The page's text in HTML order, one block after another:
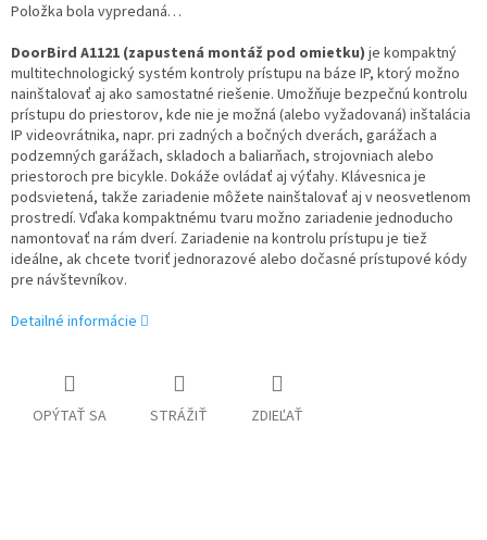
Položka bola vypredaná…
DoorBird A1121 (zapustená montáž pod omietku) je kompaktný
multitechnologický systém kontroly prístupu na báze IP, ktorý možno
nainštalovať aj ako samostatné riešenie. Umožňuje bezpečnú kontrolu
prístupu do priestorov, kde nie je možná (alebo vyžadovaná) inštalácia
IP videovrátnika, napr. pri zadných a bočných dverách, garážach a
podzemných garážach, skladoch a baliarňach, strojovniach alebo
priestoroch pre bicykle. Dokáže ovládať aj výťahy. Klávesnica je
podsvietená, takže zariadenie môžete nainštalovať aj v neosvetlenom
prostredí. Vďaka kompaktnému tvaru možno zariadenie jednoducho
namontovať na rám dverí. Zariadenie na kontrolu prístupu je tiež
ideálne, ak chcete tvoriť jednorazové alebo dočasné prístupové kódy
pre návštevníkov.
Detailné informácie
OPÝTAŤ SA STRÁŽIŤ ZDIEĽAŤ